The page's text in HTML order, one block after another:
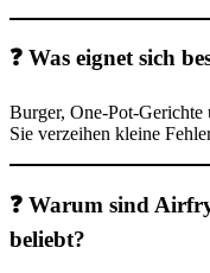
❓ Was eignet sich
Burger, One-Pot-Gerichte
Sie verzeihen kleine
❓ Warum sind
beliebt?